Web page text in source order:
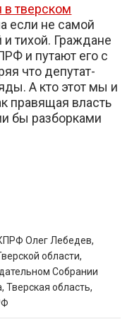
тверском
если не самой
тихой. Граждане
и путают его с
что депутат-
А кто этот мы и
правящая власть
бы разборками
Олег Лебедев,
области,
Собрании
,Тверская область,